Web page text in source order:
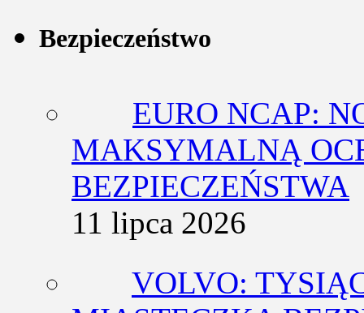
Bezpieczeństwo
EURO NCAP:
MAKSYMALNĄ
BEZPIECZEŃSTWA
11 lipca 2026
VOLVO: